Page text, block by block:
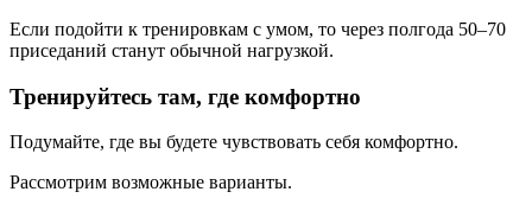
Если подойти к тренировкам с умом, то через полгода 50–70
приседаний станут обычной нагрузкой.
Тренируйтесь там, где комфортно
Подумайте, где вы будете чувствовать себя комфортно.
Рассмотрим возможные варианты.